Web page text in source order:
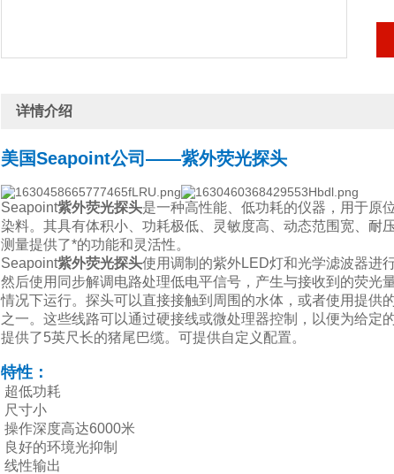
详情介绍
美国Seapoint公司——紫外荧光探头
Seapoint紫外荧光探头是一种高性能、低功耗的仪器，用于原
染料。其具有体积小、功耗极低、灵敏度高、动态范围宽 、耐
测量提供了*的功能和灵活性。
Seapoint紫外荧光探头使用调制的紫外LED灯和光学滤波器进
然后使用同步解调电路处理低电平信号，产生与接收到的荧光
情况下运行。探头可以直接接触到周围的水体，或者使用提供
之一。这些线路可以通过硬接线或微处理器控制，以便为给定
提供了5英尺长的猪尾巴缆。可提供自定义配置。
特性：
超低功耗
尺寸小
操作深度高达6000米
良好的环境光抑制
线性输出